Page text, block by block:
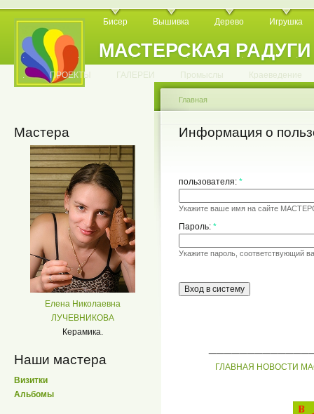
МАСТЕРСКАЯ РАДУГИ
Бисер Вышивка Дерево Игрушка
. . . . . . . . . . .
. ПРОЕКТЫ ГАЛЕРЕИ Промыслы Краеведение
Мастера
Елена Николаевна
ЛУЧЕВНИКОВА
Керамика.
Наши мастера
Визитки
Альбомы
Главная
Информация о
пользователя: *
Укажите ваше имя на сайте
Пароль: *
Укажите пароль, соответствующий
ГЛАВНАЯ НОВОСТИ